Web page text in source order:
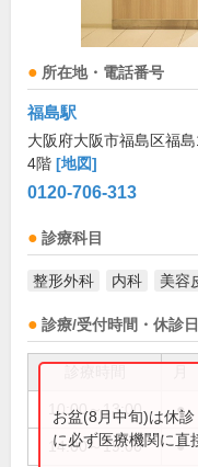
所在地・電話番号
福島駅
大阪府大阪市福島区福
4階 [地図]
0120-706-313
診療科目
整形外科 内科 美容
診療/受付時間・休診日
10:00～13:00 ●
14:00～19:00 ●
お盆(8月中旬)は休
に必ず医療機関に直